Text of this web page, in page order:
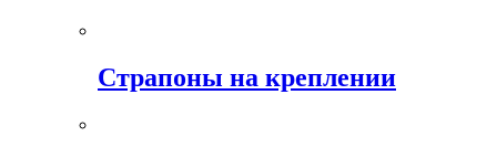
Страпоны на креплении